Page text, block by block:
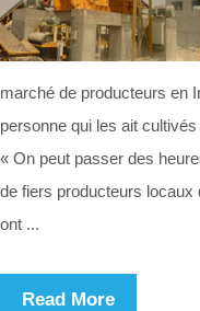
marché de producteurs en
personne qui les ait
« On peut passer des
de fiers producteurs locaux
ont ...
Read More